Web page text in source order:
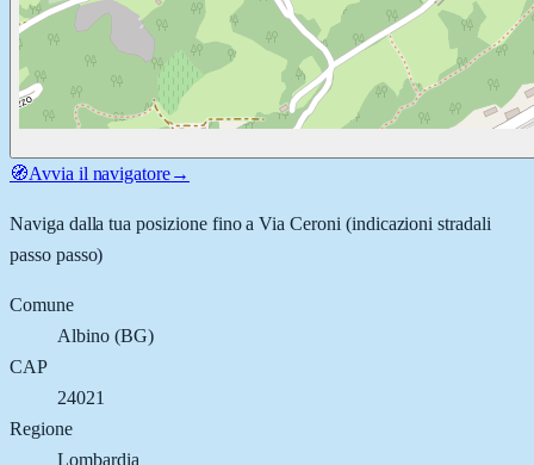
🧭Avvia il navigatore→
Naviga dalla tua posizione fino aVia Ceroni (indicazioni stradali
passo passo)
Comune
Albino(BG)
CAP
24021
Regione
Lombardia